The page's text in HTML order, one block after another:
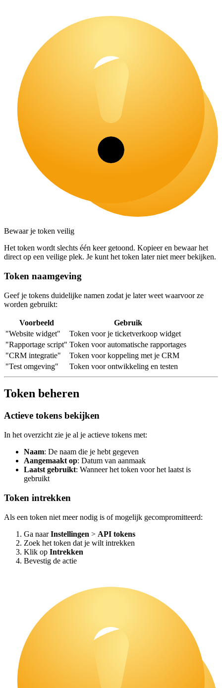
Bewaar je token veilig
Het token wordt slechts één keer getoond. Kopieer en bewaar het
direct op een veilige plek. Je kunt het token later niet meer bekijken.
Token naamgeving
Geef je tokens duidelijke namen zodat je later weet waarvoor ze
worden gebruikt:
Voorbeeld
Gebruik
"Website widget"
Token voor je ticketverkoop widget
"Rapportage script" Token voor automatische rapportages
"CRM integratie"
Token voor koppeling met je CRM
"Test omgeving"
Token voor ontwikkeling en testen
Token beheren
Actieve tokens bekijken
In het overzicht zie je al je actieve tokens met:
Naam: De naam die je hebt gegeven
Aangemaakt op: Datum van aanmaak
Laatst gebruikt: Wanneer het token voor het laatst is
gebruikt
Token intrekken
Als een token niet meer nodig is of mogelijk gecompromitteerd:
Ga naarInstellingen > API tokens
Zoek het token dat je wilt intrekken
Klik op Intrekken
Bevestig de actie